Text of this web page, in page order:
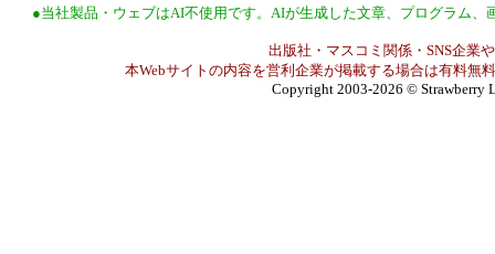
●当社製品・ウェブはAI不使用です。AIが生成した文章、プログラム
出版社・マスコミ関係・SNS企業
本Webサイトの内容を営利企業が掲載する場合は有料無
Copyright 2003-2026 © Strawberry